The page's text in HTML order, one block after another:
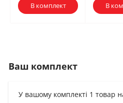
В комплект В
Ваш комплект
У вашому комплекті 1 товар